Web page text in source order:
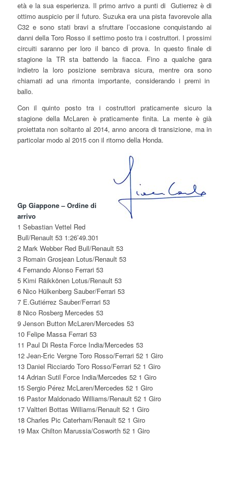
età e la sua esperienza. Il primo arrivo a punti di Gutierrez è di
ottimo auspicio per il futuro. Suzuka era una pista favorevole alla
C32 e sono stati bravi a sfruttare l’occasione conquistando ai
danni della Toro Rosso il settimo posto tra i costruttori. I prossimi
circuiti saranno per loro il banco di prova. In questo finale di
stagione la TR sta battendo la fiacca. Fino a qualche gara
indietro la loro posizione sembrava sicura, mentre ora sono
chiamati ad una rimonta importante, considerando i premi in
ballo.
Con il quinto posto tra i costruttori praticamente sicuro la
stagione della McLaren è praticamente finita. La mente è già
proiettata non soltanto al 2014, anno ancora di transizione, ma in
particolar modo al 2015 con il ritorno della Honda.
Gp Giappone – Ordine di
arrivo
1 Sebastian Vettel Red
Bull/Renault 53 1:26’49.301
2 Mark Webber Red Bull/Renault 53
3 Romain Grosjean Lotus/Renault 53
4 Fernando Alonso Ferrari 53
5 Kimi Räikkönen Lotus/Renault 53
6 Nico Hülkenberg Sauber/Ferrari 53
7 E.Gutiérrez Sauber/Ferrari 53
8 Nico Rosberg Mercedes 53
9 Jenson Button McLaren/Mercedes 53
10 Felipe Massa Ferrari 53
11 Paul Di Resta Force India/Mercedes 53
12 Jean-Eric Vergne Toro Rosso/Ferrari 52 1 Giro
13 Daniel Ricciardo Toro Rosso/Ferrari 52 1 Giro
14 Adrian Sutil Force India/Mercedes 52 1 Giro
15 Sergio Pérez McLaren/Mercedes 52 1 Giro
16 Pastor Maldonado Williams/Renault 52 1 Giro
17 Valtteri Bottas Williams/Renault 52 1 Giro
18 Charles Pic Caterham/Renault 52 1 Giro
19 Max Chilton Marussia/Cosworth 52 1 Giro